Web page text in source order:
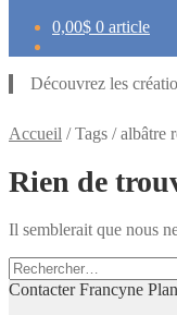
0,00$ 0 article
Découvrez les
Accueil /Tags /albâtre
Rien de
Il semblerait que nous
Rechercher :
Contacter Francyne